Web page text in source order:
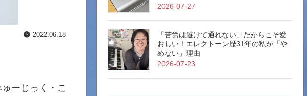
2022.06.18
ーじっく・こ
2026-07-27
「苦労は避けて通れない」だからこそ愛
おしい！エレクトーン歴31年の私が「や
めない」理由
2026-07-23